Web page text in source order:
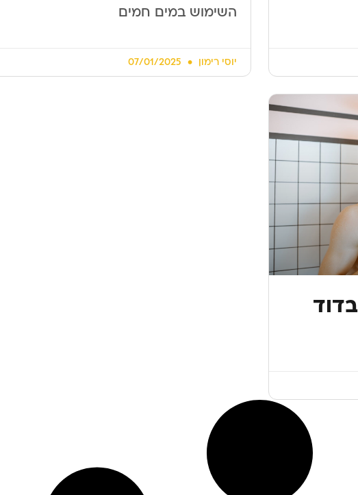
השימוש במים חמים
יוסי רימון